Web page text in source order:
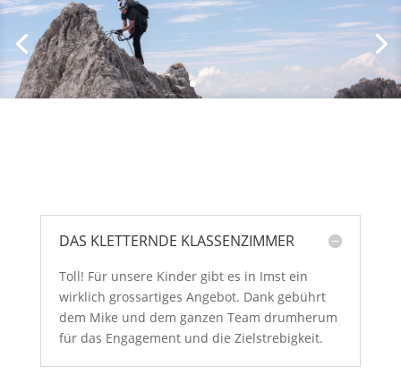
DAS KLETTERNDE KLASSENZIMMER
Toll! Für unsere Kinder gibt es in Imst ein
wirklich grossartiges Angebot. Dank gebührt
dem Mike und dem ganzen Team drumherum
für das Engagement und die Zielstrebigkeit.